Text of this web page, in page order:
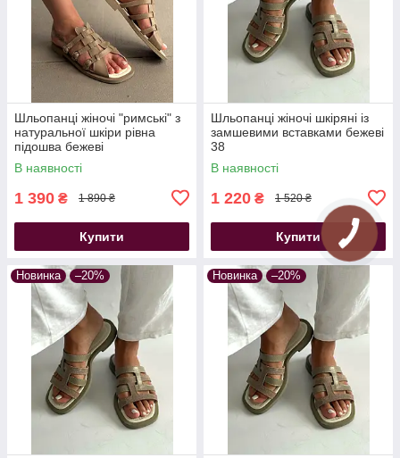
Шльопанці жіночі "римські" з
натуральної шкіри рівна
підошва бежеві
В наявності
1 390 ₴ 1 890 ₴
Купити
Шльопанці жіночі шкіряні із
замшевими вставками бежеві
38
В наявності
1 220 ₴ 1 520 ₴
Купити
Новинка –20% Новинка –20%